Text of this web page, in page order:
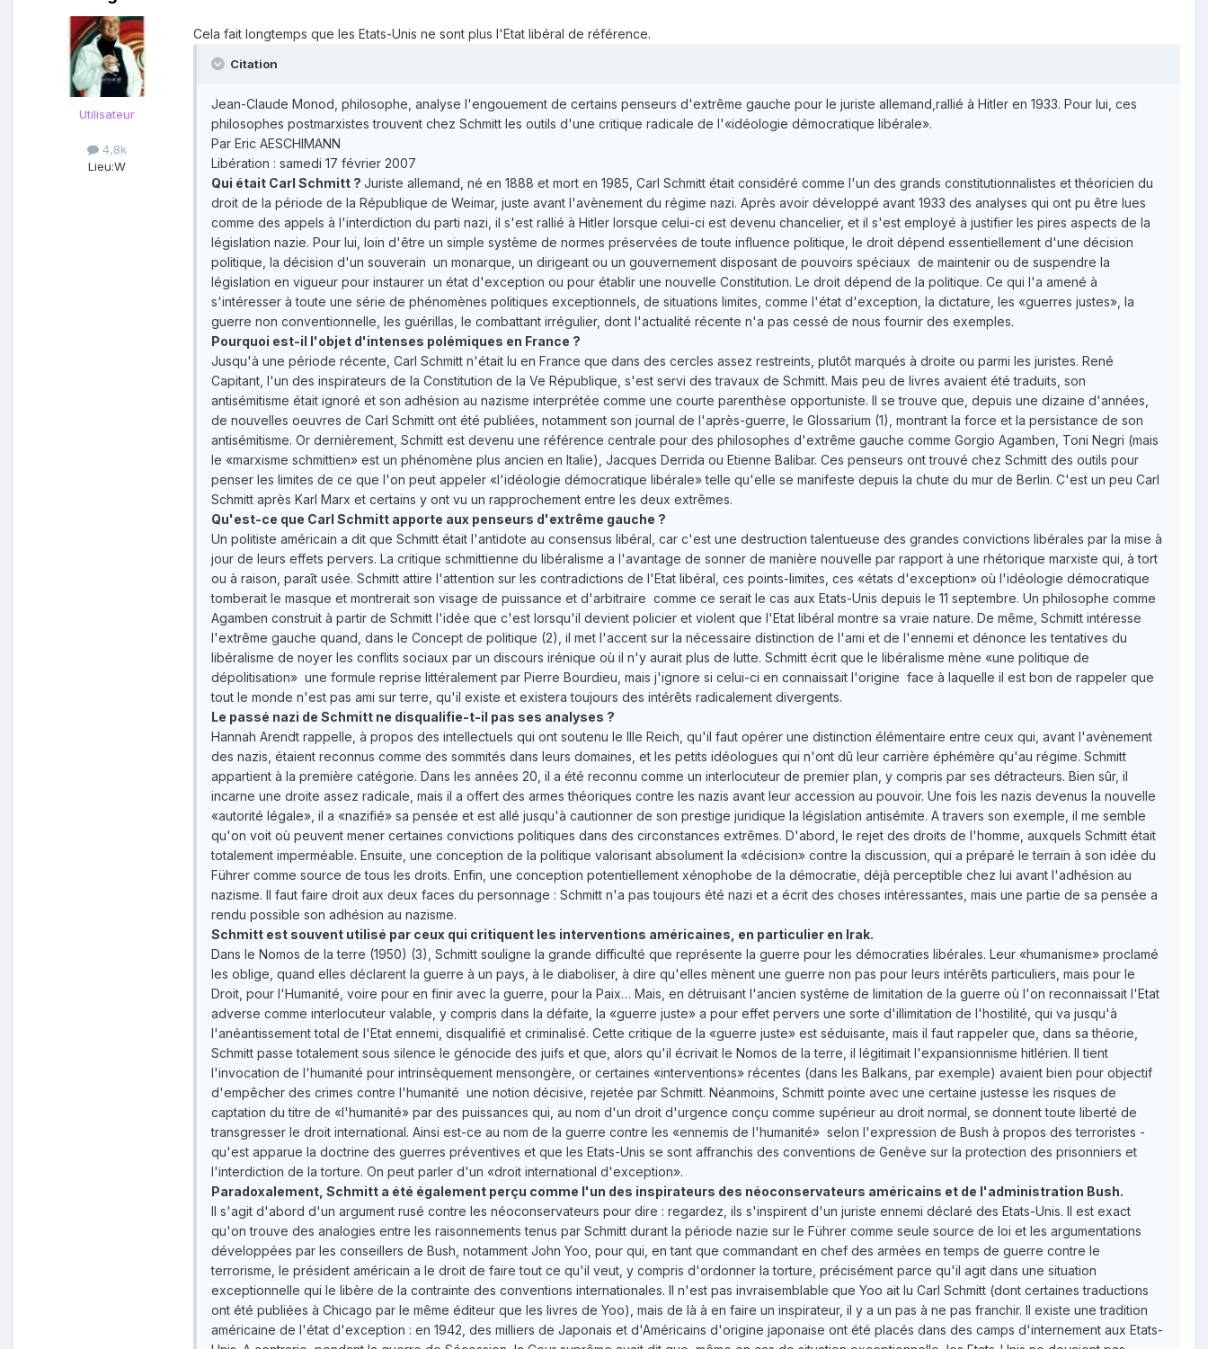
Utilisateur
4,8k
Lieu:W
Cela fait longtemps que les Etats-Unis ne sont plus l'Etat libéral de référence.
Citation
Jean-Claude Monod, philosophe, analyse l'engouement de certains penseurs d'extrême gauche pour le juriste allemand,rallié à Hitler en 1933. Pour lui, ces
philosophes postmarxistes trouvent chez Schmitt les outils d'une critique radicale de l'«idéologie démocratique libérale».
Par Eric AESCHIMANN
Libération : samedi 17 février 2007
Qui était Carl Schmitt ? Juriste allemand, né en 1888 et mort en 1985, Carl Schmitt était considéré comme l'un des grands constitutionnalistes et théoricien du
droit de la période de la République de Weimar, juste avant l'avènement du régime nazi. Après avoir développé avant 1933 des analyses qui ont pu être lues
comme des appels à l'interdiction du parti nazi, il s'est rallié à Hitler lorsque celui-ci est devenu chancelier, et il s'est employé à justifier les pires aspects de la
législation nazie. Pour lui, loin d'être un simple système de normes préservées de toute influence politique, le droit dépend essentiellement d'une décision
politique, la décision d'un souverain ­ un monarque, un dirigeant ou un gouvernement disposant de pouvoirs spéciaux ­ de maintenir ou de suspendre la
législation en vigueur pour instaurer un état d'exception ou pour établir une nouvelle Constitution. Le droit dépend de la politique. Ce qui l'a amené à
s'intéresser à toute une série de phénomènes politiques exceptionnels, de situations limites, comme l'état d'exception, la dictature, les «guerres justes», la
guerre non conventionnelle, les guérillas, le combattant irrégulier, dont l'actualité récente n'a pas cessé de nous fournir des exemples.
Pourquoi est-il l'objet d'intenses polémiques en France ?
Jusqu'à une période récente, Carl Schmitt n'était lu en France que dans des cercles assez restreints, plutôt marqués à droite ou parmi les juristes. René
Capitant, l'un des inspirateurs de la Constitution de la Ve République, s'est servi des travaux de Schmitt. Mais peu de livres avaient été traduits, son
antisémitisme était ignoré et son adhésion au nazisme interprétée comme une courte parenthèse opportuniste. Il se trouve que, depuis une dizaine d'années,
de nouvelles oeuvres de Carl Schmitt ont été publiées, notamment son journal de l'après-guerre, le Glossarium (1), montrant la force et la persistance de son
antisémitisme. Or dernièrement, Schmitt est devenu une référence centrale pour des philosophes d'extrême gauche comme Gorgio Agamben, Toni Negri (mais
le «marxisme schmittien» est un phénomène plus ancien en Italie), Jacques Derrida ou Etienne Balibar. Ces penseurs ont trouvé chez Schmitt des outils pour
penser les limites de ce que l'on peut appeler «l'idéologie démocratique libérale» telle qu'elle se manifeste depuis la chute du mur de Berlin. C'est un peu Carl
Schmitt après Karl Marx et certains y ont vu un rapprochement entre les deux extrêmes.
Qu'est-ce que Carl Schmitt apporte aux penseurs d'extrême gauche ?
Un politiste américain a dit que Schmitt était l'antidote au consensus libéral, car c'est une destruction talentueuse des grandes convictions libérales par la mise à
jour de leurs effets pervers. La critique schmittienne du libéralisme a l'avantage de sonner de manière nouvelle par rapport à une rhétorique marxiste qui, à tort
ou à raison, paraît usée. Schmitt attire l'attention sur les contradictions de l'Etat libéral, ces points-limites, ces «états d'exception» où l'idéologie démocratique
tomberait le masque et montrerait son visage de puissance et d'arbitraire ­ comme ce serait le cas aux Etats-Unis depuis le 11 septembre. Un philosophe comme
Agamben construit à partir de Schmitt l'idée que c'est lorsqu'il devient policier et violent que l'Etat libéral montre sa vraie nature. De même, Schmitt intéresse
l'extrême gauche quand, dans le Concept de politique (2), il met l'accent sur la nécessaire distinction de l'ami et de l'ennemi et dénonce les tentatives du
libéralisme de noyer les conflits sociaux par un discours irénique où il n'y aurait plus de lutte. Schmitt écrit que le libéralisme mène «une politique de
dépolitisation» ­ une formule reprise littéralement par Pierre Bourdieu, mais j'ignore si celui-ci en connaissait l'origine ­ face à laquelle il est bon de rappeler que
tout le monde n'est pas ami sur terre, qu'il existe et existera toujours des intérêts radicalement divergents.
Le passé nazi de Schmitt ne disqualifie-t-il pas ses analyses ?
Hannah Arendt rappelle, à propos des intellectuels qui ont soutenu le IIIe Reich, qu'il faut opérer une distinction élémentaire entre ceux qui, avant l'avènement
des nazis, étaient reconnus comme des sommités dans leurs domaines, et les petits idéologues qui n'ont dû leur carrière éphémère qu'au régime. Schmitt
appartient à la première catégorie. Dans les années 20, il a été reconnu comme un interlocuteur de premier plan, y compris par ses détracteurs. Bien sûr, il
incarne une droite assez radicale, mais il a offert des armes théoriques contre les nazis avant leur accession au pouvoir. Une fois les nazis devenus la nouvelle
«autorité légale», il a «nazifié» sa pensée et est allé jusqu'à cautionner de son prestige juridique la législation antisémite. A travers son exemple, il me semble
qu'on voit où peuvent mener certaines convictions politiques dans des circonstances extrêmes. D'abord, le rejet des droits de l'homme, auxquels Schmitt était
totalement imperméable. Ensuite, une conception de la politique valorisant absolument la «décision» contre la discussion, qui a préparé le terrain à son idée du
Führer comme source de tous les droits. Enfin, une conception potentiellement xénophobe de la démocratie, déjà perceptible chez lui avant l'adhésion au
nazisme. Il faut faire droit aux deux faces du personnage : Schmitt n'a pas toujours été nazi et a écrit des choses intéressantes, mais une partie de sa pensée a
rendu possible son adhésion au nazisme.
Schmitt est souvent utilisé par ceux qui critiquent les interventions américaines, en particulier en Irak.
Dans le Nomos de la terre (1950) (3), Schmitt souligne la grande difficulté que représente la guerre pour les démocraties libérales. Leur «humanisme» proclamé
les oblige, quand elles déclarent la guerre à un pays, à le diaboliser, à dire qu'elles mènent une guerre non pas pour leurs intérêts particuliers, mais pour le
Droit, pour l'Humanité, voire pour en finir avec la guerre, pour la Paix… Mais, en détruisant l'ancien système de limitation de la guerre où l'on reconnaissait l'Etat
adverse comme interlocuteur valable, y compris dans la défaite, la «guerre juste» a pour effet pervers une sorte d'illimitation de l'hostilité, qui va jusqu'à
l'anéantissement total de l'Etat ennemi, disqualifié et criminalisé. Cette critique de la «guerre juste» est séduisante, mais il faut rappeler que, dans sa théorie,
Schmitt passe totalement sous silence le génocide des juifs et que, alors qu'il écrivait le Nomos de la terre, il légitimait l'expansionnisme hitlérien. Il tient
l'invocation de l'humanité pour intrinsèquement mensongère, or certaines «interventions» récentes (dans les Balkans, par exemple) avaient bien pour objectif
d'empêcher des crimes contre l'humanité ­ une notion décisive, rejetée par Schmitt. Néanmoins, Schmitt pointe avec une certaine justesse les risques de
captation du titre de «l'humanité» par des puissances qui, au nom d'un droit d'urgence conçu comme supérieur au droit normal, se donnent toute liberté de
transgresser le droit international. Ainsi est-ce au nom de la guerre contre les «ennemis de l'humanité» ­ selon l'expression de Bush à propos des terroristes ­
qu'est apparue la doctrine des guerres préventives et que les Etats-Unis se sont affranchis des conventions de Genève sur la protection des prisonniers et
l'interdiction de la torture. On peut parler d'un «droit international d'exception».
Paradoxalement, Schmitt a été également perçu comme l'un des inspirateurs des néoconservateurs américains et de l'administration Bush.
Il s'agit d'abord d'un argument rusé contre les néoconservateurs pour dire : regardez, ils s'inspirent d'un juriste ennemi déclaré des Etats-Unis. Il est exact
qu'on trouve des analogies entre les raisonnements tenus par Schmitt durant la période nazie sur le Führer comme seule source de loi et les argumentations
développées par les conseillers de Bush, notamment John Yoo, pour qui, en tant que commandant en chef des armées en temps de guerre contre le
terrorisme, le président américain a le droit de faire tout ce qu'il veut, y compris d'ordonner la torture, précisément parce qu'il agit dans une situation
exceptionnelle qui le libère de la contrainte des conventions internationales. Il n'est pas invraisemblable que Yoo ait lu Carl Schmitt (dont certaines traductions
ont été publiées à Chicago par le même éditeur que les livres de Yoo), mais de là à en faire un inspirateur, il y a un pas à ne pas franchir. Il existe une tradition
américaine de l'état d'exception : en 1942, des milliers de Japonais et d'Américains d'origine japonaise ont été placés dans des camps d'internement aux Etats-